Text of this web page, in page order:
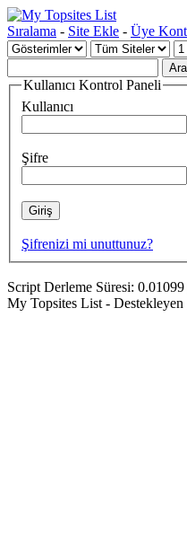
Sıralama - Site Ekle - Üye
Kullanıcı Kontrol Paneli
Kullanıcı
Şifre
Şifrenizi mi unuttunuz?
Script Derleme Süresi:
My Topsites List - Destekleyen